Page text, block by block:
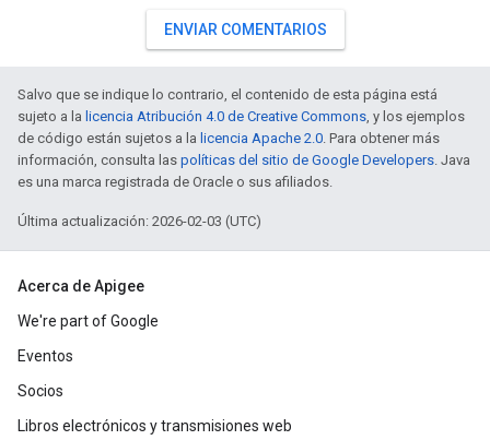
ENVIAR COMENTARIOS
Salvo que se indique lo contrario, el contenido de esta página está
sujeto a la licencia Atribución 4.0 de Creative Commons, y los ejemplos
de código están sujetos a la licencia Apache 2.0. Para obtener más
información, consulta las políticas del sitio de Google Developers. Java
es una marca registrada de Oracle o sus afiliados.
Última actualización: 2026-02-03 (UTC)
Acerca de Apigee
We're part of Google
Eventos
Socios
Libros electrónicos y transmisiones web